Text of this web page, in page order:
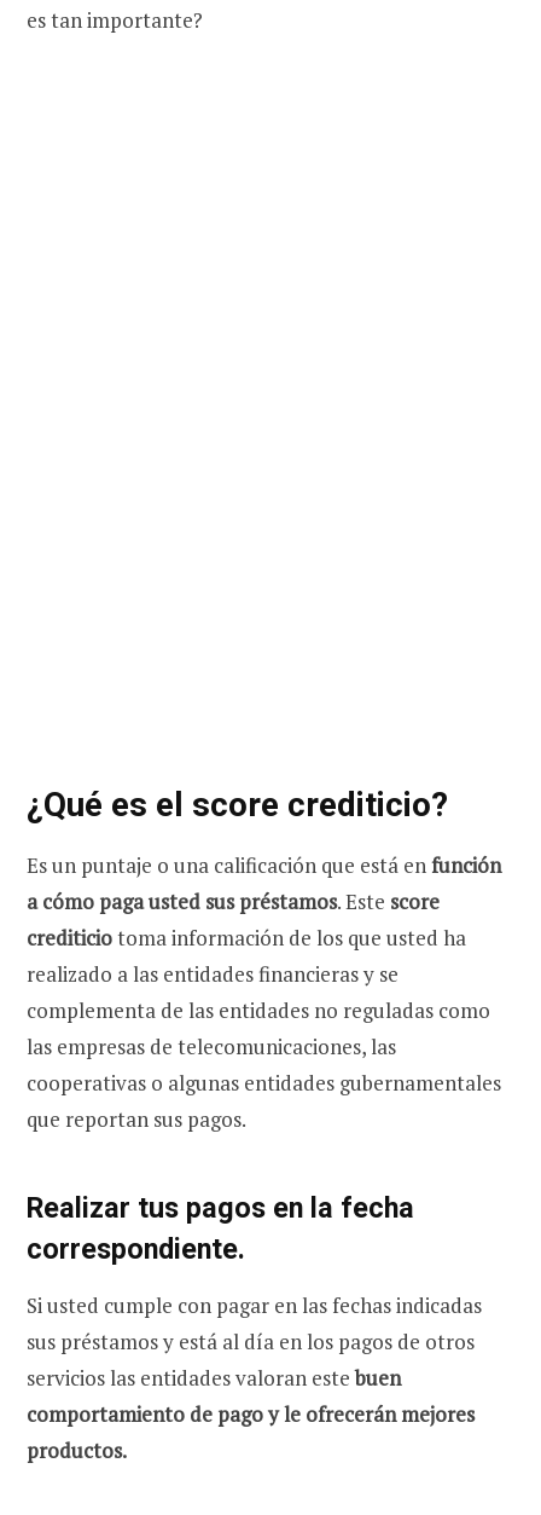
es tan importante?
¿Qué es el score crediticio?
Es un puntaje o una calificación que está enfunción
a cómo paga usted sus préstamos. Este score
crediticiotoma información de los que usted ha
realizado a las entidades financieras y se
complementa de las entidades no reguladas como
las empresas de telecomunicaciones, las
cooperativas o algunas entidades gubernamentales
que reportan sus pagos.
Realizar tus pagos en la fecha
correspondiente.
Si usted cumple con pagar en las fechas indicadas
sus préstamos y está al día en los pagos de otros
servicios las entidades valoran estebuen
comportamiento de pago y le ofrecerán mejores
productos.